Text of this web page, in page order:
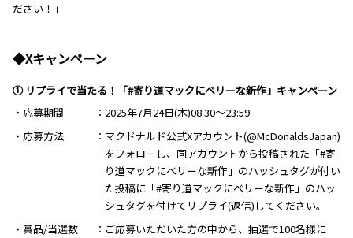
ださい！」
◆Xキャンペーン
① リプライで当たる！「#寄り道マックにベリーな新作」キャンペーン
・応募期間
2025年7月24日(木)08:30～23:59
・応募方法
マクドナルド公式Xアカウント(@McDonaldsJapan)
をフォローし、同アカウントから投稿された「#寄
り道マックにベリーな新作」のハッシュタグが付い
た投稿に「#寄り道マックにベリーな新作」のハッ
シュタグを付けてリプライ(返信)してください。
・賞品/当選数
ご応募いただいた方の中から、抽選で100名様に